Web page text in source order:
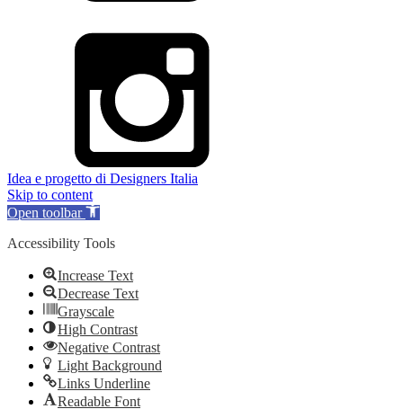
Idea e progetto di Designers Italia
Skip to content
Open toolbar
Accessibility Tools
Increase Text
Decrease Text
Grayscale
High Contrast
Negative Contrast
Light Background
Links Underline
Readable Font